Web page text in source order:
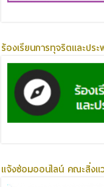
ร้องเรียนการทุจริตและปร
แจ้งซ่อมออนไลน์ คณะสิ่ง